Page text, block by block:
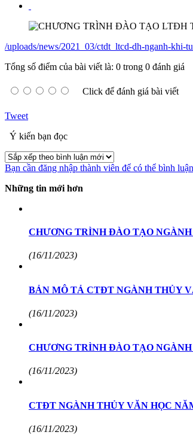
/uploads/news/2021_03/ctdt_ltcd-dh-nganh-khi-
Tổng số điểm của bài viết là: 0 trong 0 đánh giá
Click để đánh giá bài viết
Tweet
Ý kiến bạn đọc
Bạn cần đăng nhập thành viên để có thể bình
Những tin mới hơn
CHƯƠNG TRÌNH ĐÀO TẠO
(16/11/2023)
BẢN MÔ TẢ CTĐT NGÀNH THỦY
(16/11/2023)
CHƯƠNG TRÌNH ĐÀO TẠO
(16/11/2023)
CTĐT NGÀNH THỦY VĂN HỌC
(16/11/2023)